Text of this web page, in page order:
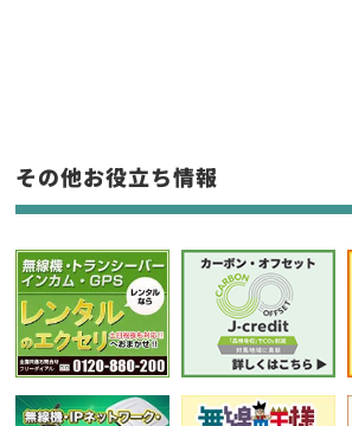
フリーワード入力(製品名等)
選択条件をリセット
その他お役立ち情報